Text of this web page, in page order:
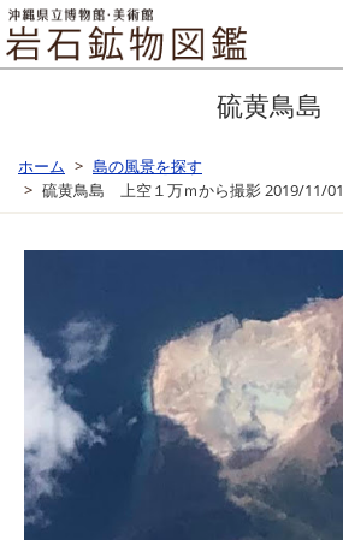
硫黄鳥島
ホーム
島の風景を探す
硫黄鳥島 上空１万ｍから撮影 2019/11/01